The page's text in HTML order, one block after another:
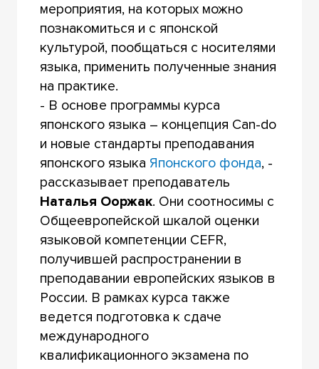
мероприятия, на которых можно
познакомиться и с японской
культурой, пообщаться с носителями
языка, применить полученные знания
на практике.
- В основе программы курса
японского языка – концепция Can-do
и новые стандарты преподавания
японского языка Японского фонда, -
рассказывает преподаватель
Наталья Ооржак. Они соотносимы с
Общеевропейской шкалой оценки
языковой компетенции CEFR,
получившей распространении в
преподавании европейских языков в
России. В рамках курса также
ведется подготовка к сдаче
международного
квалификационного экзамена по